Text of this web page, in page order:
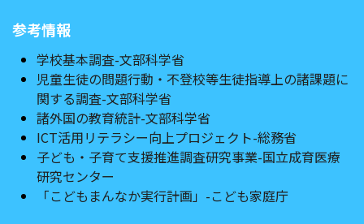
参考情報
学校基本調査-文部科学省
児童生徒の問題行動・不登校等生徒指導上の諸課題に
関する調査-文部科学省
諸外国の教育統計-文部科学省
ICT活用リテラシー向上プロジェクト-総務省
子ども・子育て支援推進調査研究事業-国立成育医療
研究センター
「こどもまんなか実行計画」-こども家庭庁